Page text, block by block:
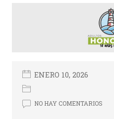
ENERO 10, 2026
NO HAY COMENTARIOS